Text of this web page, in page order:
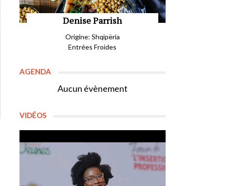
Denise Parrish
Origine: Shqipëria
Entrées Froides
AGENDA
Aucun évènement
VIDÉOS